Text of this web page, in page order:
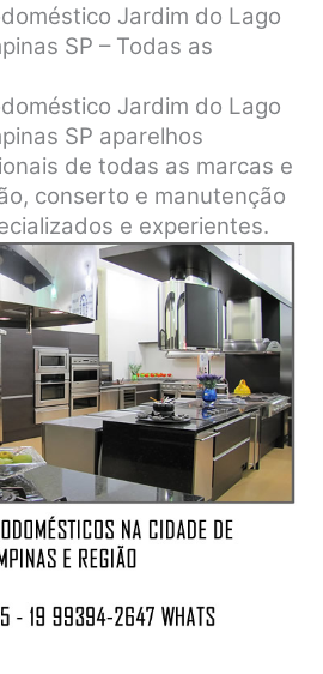
Jardim do Lago
SP – Todas as
Jardim do Lago
SP aparelhos
de todas as marcas e
conserto e manutenção
e experientes.